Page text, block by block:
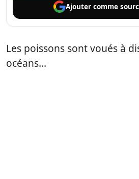
Ajouter comme
Les poissons sont voués à
océans…